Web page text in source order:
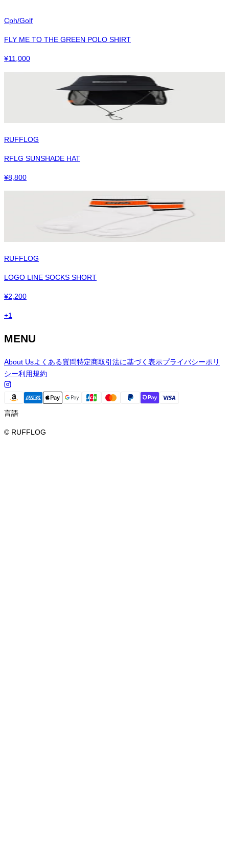
Cph/Golf
FLY ME TO THE GREEN POLO SHIRT
¥11,000
RUFFLOG
RFLG SUNSHADE HAT
¥8,800
RUFFLOG
LOGO LINE SOCKS SHORT
¥2,200
+1
MENU
About Usよくある質問特定商取引法に基づく表示プライバシーポリ
シー利用規約
言語
© RUFFLOG